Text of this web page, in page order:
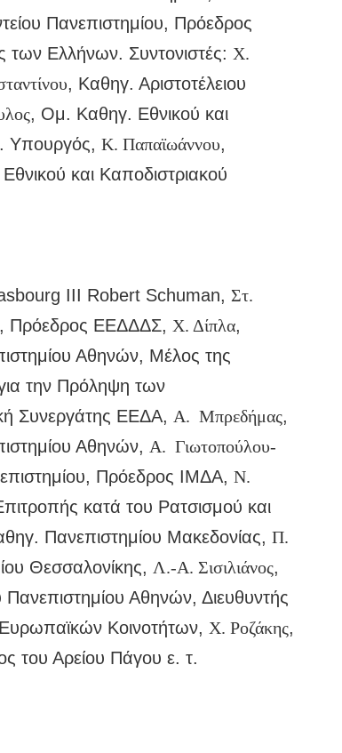
Πανεπιστημίου, Πρόεδρος
των Ελλήνων. Συντονιστές: Χ.
, Καθηγ. Αριστοτέλειου
, Ομ. Καθηγ. Εθνικού και
Υπουργός, Κ. Παπαϊωάννου,
και Καποδιστριακού
III Robert Schuman, Στ.
Πρόεδρος ΕΕΔΔΔΣ, Χ. Δίπλα,
Αθηνών, Μέλος της
την Πρόληψη των
Συνεργάτης ΕΕΔΑ, Α. Μπρεδήμας,
Αθηνών, Α. Γιωτοπούλου-
Πρόεδρος ΙΜΔΑ, Ν.
κατά του Ρατσισμού και
Πανεπιστημίου Μακεδονίας, Π.
Θεσσαλονίκης, Λ.-Α. Σισιλιάνος,
Πανεπιστημίου Αθηνών, Διευθυντής
Κοινοτήτων, Χ. Ροζάκης,
του Αρείου Πάγου ε. τ.